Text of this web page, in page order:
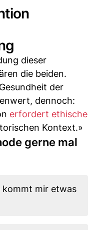
dieser
die beiden.
der
dennoch:
erfordert ethische
Kontext.»
gerne mal
kommt mir etwas